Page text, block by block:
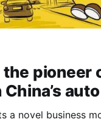
the pioneer
China’s
a novel business